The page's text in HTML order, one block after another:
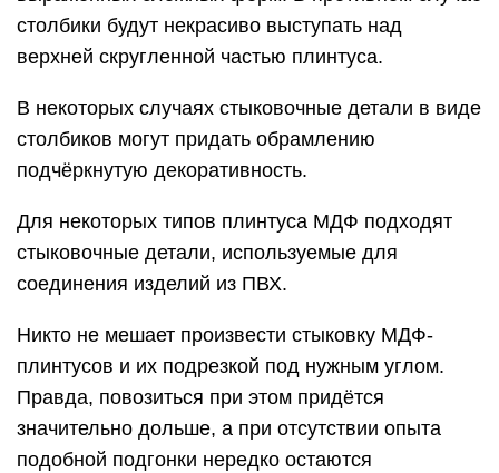
столбики будут некрасиво выступать над
верхней скругленной частью плинтуса.
В некоторых случаях стыковочные детали в виде
столбиков могут придать обрамлению
подчёркнутую декоративность.
Для некоторых типов плинтуса МДФ подходят
стыковочные детали, используемые для
соединения изделий из ПВХ.
Никто не мешает произвести стыковку МДФ-
плинтусов и их подрезкой под нужным углом.
Правда, повозиться при этом придётся
значительно дольше, а при отсутствии опыта
подобной подгонки нередко остаются